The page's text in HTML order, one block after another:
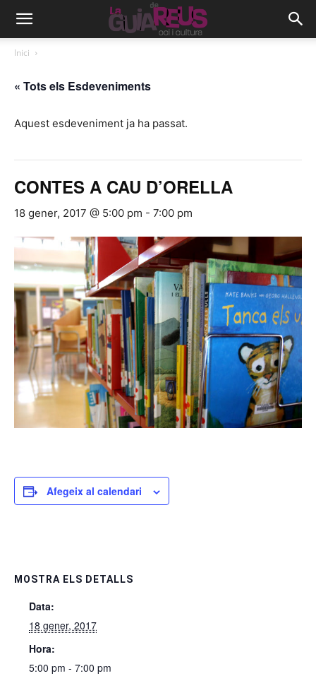
Inici
« Tots els Esdeveniments
Aquest esdeveniment ja ha passat.
CONTES A CAU D’ORELLA
18 gener, 2017 @ 5:00 pm - 7:00 pm
Afegeix al calendari
MOSTRA ELS DETALLS
Data:
18 gener, 2017
Hora:
5:00 pm - 7:00 pm